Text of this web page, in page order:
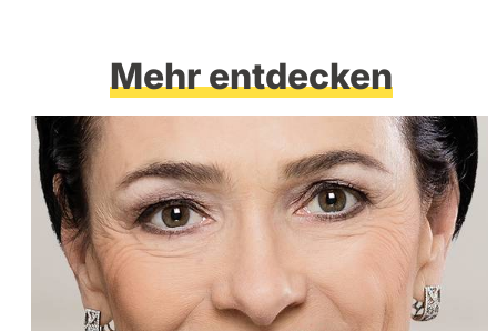
Mehr entdecken